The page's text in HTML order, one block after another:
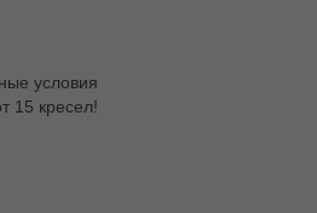
условия
15 кресел!